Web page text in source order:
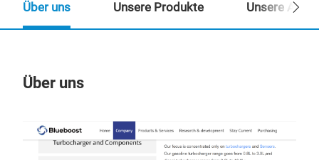
Über uns
Über uns Unsere Produkte Unsere